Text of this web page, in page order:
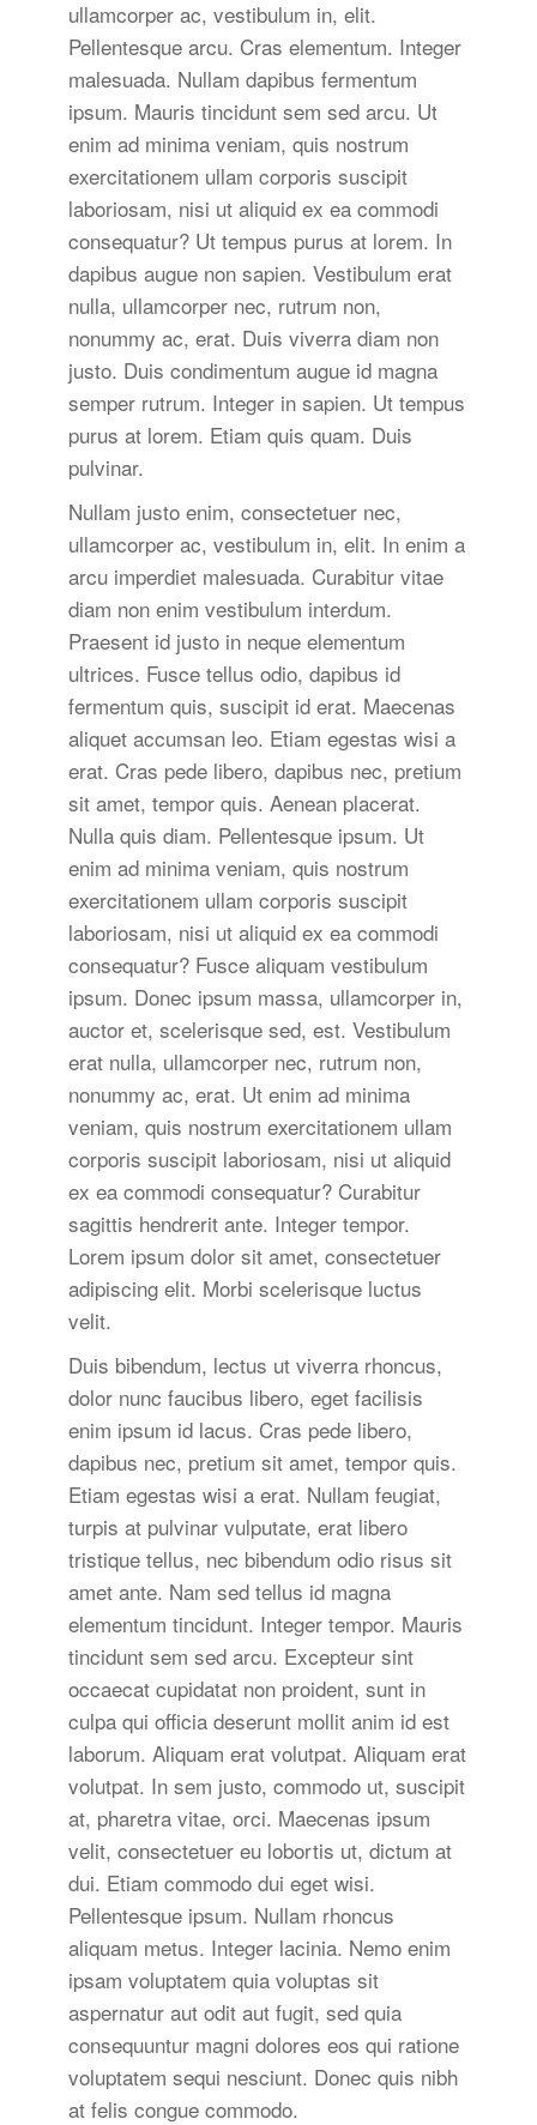
ullamcorper ac, vestibulum in, elit.
Pellentesque arcu. Cras elementum. Integer
malesuada. Nullam dapibus fermentum
ipsum. Mauris tincidunt sem sed arcu. Ut
enim ad minima veniam, quis nostrum
exercitationem ullam corporis suscipit
laboriosam, nisi ut aliquid ex ea commodi
consequatur? Ut tempus purus at lorem. In
dapibus augue non sapien. Vestibulum erat
nulla, ullamcorper nec, rutrum non,
nonummy ac, erat. Duis viverra diam non
justo. Duis condimentum augue id magna
semper rutrum. Integer in sapien. Ut tempus
purus at lorem. Etiam quis quam. Duis
pulvinar.
Nullam justo enim, consectetuer nec,
ullamcorper ac, vestibulum in, elit. In enim a
arcu imperdiet malesuada. Curabitur vitae
diam non enim vestibulum interdum.
Praesent id justo in neque elementum
ultrices. Fusce tellus odio, dapibus id
fermentum quis, suscipit id erat. Maecenas
aliquet accumsan leo. Etiam egestas wisi a
erat. Cras pede libero, dapibus nec, pretium
sit amet, tempor quis. Aenean placerat.
Nulla quis diam. Pellentesque ipsum. Ut
enim ad minima veniam, quis nostrum
exercitationem ullam corporis suscipit
laboriosam, nisi ut aliquid ex ea commodi
consequatur? Fusce aliquam vestibulum
ipsum. Donec ipsum massa, ullamcorper in,
auctor et, scelerisque sed, est. Vestibulum
erat nulla, ullamcorper nec, rutrum non,
nonummy ac, erat. Ut enim ad minima
veniam, quis nostrum exercitationem ullam
corporis suscipit laboriosam, nisi ut aliquid
ex ea commodi consequatur? Curabitur
sagittis hendrerit ante. Integer tempor.
Lorem ipsum dolor sit amet, consectetuer
adipiscing elit. Morbi scelerisque luctus
velit.
Duis bibendum, lectus ut viverra rhoncus,
dolor nunc faucibus libero, eget facilisis
enim ipsum id lacus. Cras pede libero,
dapibus nec, pretium sit amet, tempor quis.
Etiam egestas wisi a erat. Nullam feugiat,
turpis at pulvinar vulputate, erat libero
tristique tellus, nec bibendum odio risus sit
amet ante. Nam sed tellus id magna
elementum tincidunt. Integer tempor. Mauris
tincidunt sem sed arcu. Excepteur sint
occaecat cupidatat non proident, sunt in
culpa qui officia deserunt mollit anim id est
laborum. Aliquam erat volutpat. Aliquam erat
volutpat. In sem justo, commodo ut, suscipit
at, pharetra vitae, orci. Maecenas ipsum
velit, consectetuer eu lobortis ut, dictum at
dui. Etiam commodo dui eget wisi.
Pellentesque ipsum. Nullam rhoncus
aliquam metus. Integer lacinia. Nemo enim
ipsam voluptatem quia voluptas sit
aspernatur aut odit aut fugit, sed quia
consequuntur magni dolores eos qui ratione
voluptatem sequi nesciunt. Donec quis nibh
at felis congue commodo.